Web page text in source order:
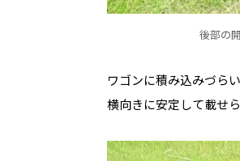
後部の
ワゴンに積み込みづら
横向きに安定して載せ